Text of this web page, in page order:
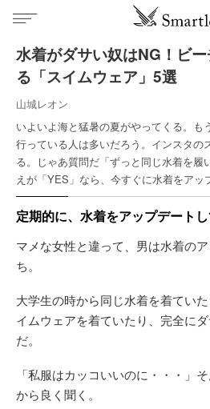
水着がダサい奴はNG！ビ
る「スイムウェア」5選
山城レオン
いよいよ海と猛暑の夏がやってくる。も
行っている人は多いだろう。インスタの
る。じゃあ質問だ「ずっと同じ水着を履
えが「YES」なら、今すぐに水着をアッ
定期的に、水着をアップデート
マメな女性と違って、男は水着の
ち。
大学生の時から同じ水着を着てい
イムウェアを着ていたり、完全に
だ。
「私服はカッコいいのに・・・」
から良く聞く。